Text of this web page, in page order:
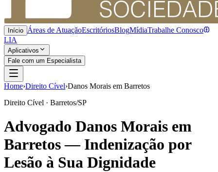
Início Áreas de AtuaçãoEscritóriosBlogMídiaTrabalhe Conosco
LIA
Aplicativos
Fale com um Especialista
Home›Direito Cível›Danos Morais em Barretos
Direito Cível · Barretos/SP
Advogado Danos Morais em
Barretos — Indenização por
Lesão à Sua Dignidade